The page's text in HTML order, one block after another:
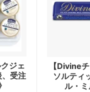
ジェ
受注
【Divine
ソルティ
ル・